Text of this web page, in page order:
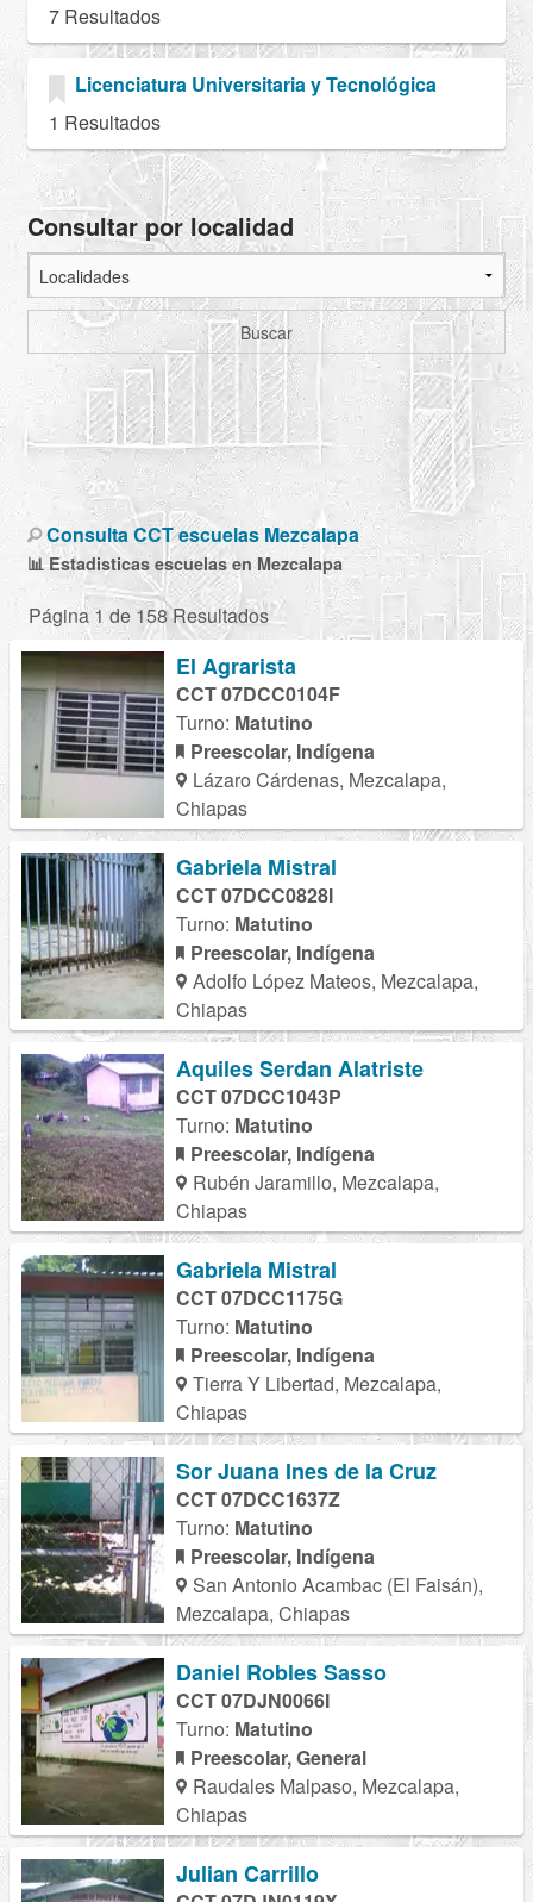
7 Resultados
Licenciatura Universitaria y Tecnológica
1 Resultados
Consultar por localidad
Buscar
Consulta CCT escuelas Mezcalapa
📊 Estadisticas escuelas en Mezcalapa
Página 1 de 158 Resultados
El Agrarista
CCT 07DCC0104F
Turno: Matutino
Preescolar, Indígena
Lázaro Cárdenas, Mezcalapa,
Chiapas
Gabriela Mistral
CCT 07DCC0828I
Turno: Matutino
Preescolar, Indígena
Adolfo López Mateos, Mezcalapa,
Chiapas
Aquiles Serdan Alatriste
CCT 07DCC1043P
Turno: Matutino
Preescolar, Indígena
Rubén Jaramillo, Mezcalapa,
Chiapas
Gabriela Mistral
CCT 07DCC1175G
Turno: Matutino
Preescolar, Indígena
Tierra Y Libertad, Mezcalapa,
Chiapas
Sor Juana Ines de la Cruz
CCT 07DCC1637Z
Turno: Matutino
Preescolar, Indígena
San Antonio Acambac (El Faisán),
Mezcalapa, Chiapas
Daniel Robles Sasso
CCT 07DJN0066I
Turno: Matutino
Preescolar, General
Raudales Malpaso, Mezcalapa,
Chiapas
Julian Carrillo